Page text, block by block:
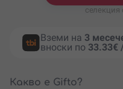
селекция
Вземи на 3
вноски по 33.33€
Какво е Gifto?